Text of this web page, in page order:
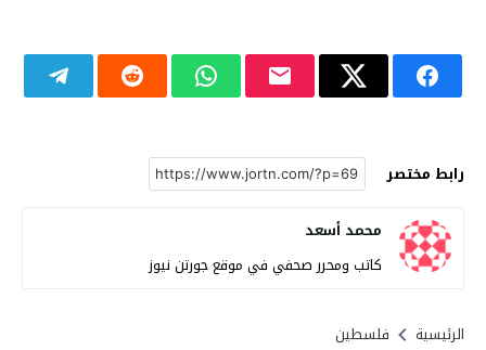
رابط مختصر
محمد أسعد
كاتب ومحرر صحفي في موقع جورتن نيوز
الرئيسية فلسطين